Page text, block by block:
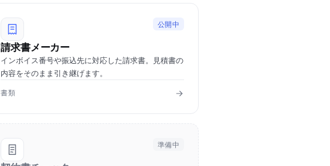
公開中
請求書メーカー
インボイス番号や振込先に対応した請求書。見積書の
内容をそのまま引き継げます。
書類
準備中